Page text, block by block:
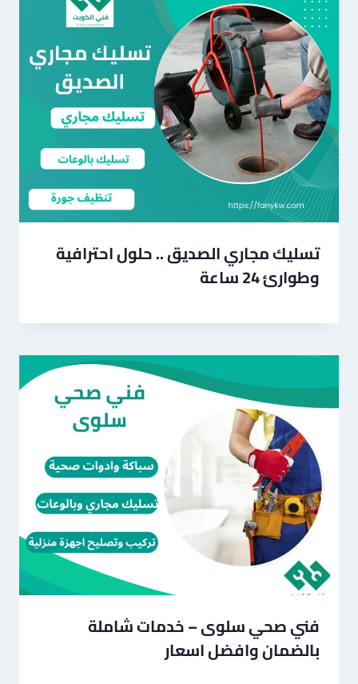
تسليك مجاري الصديق .. حلول احترافية
وطوارئ 24 ساعة
فني صحي سلوى – خدمات شاملة
بالضمان وافضل اسعار